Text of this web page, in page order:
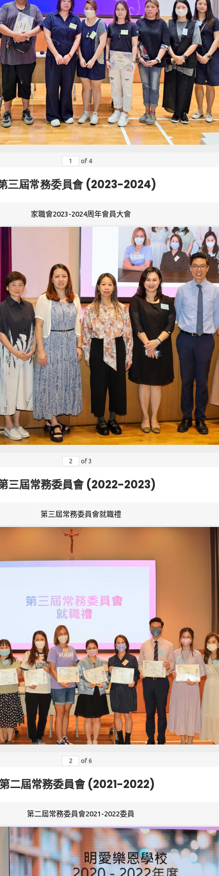
of 4
三屆常務委員會 (2023-2024)
家職會2023-2024周年會員大會
of 3
三屆常務委員會 (2022-2023)
第三屆常務委員會就職禮
of 6
二屆常務委員會 (2021-2022)
第二屆常務委員會2021-2022委員